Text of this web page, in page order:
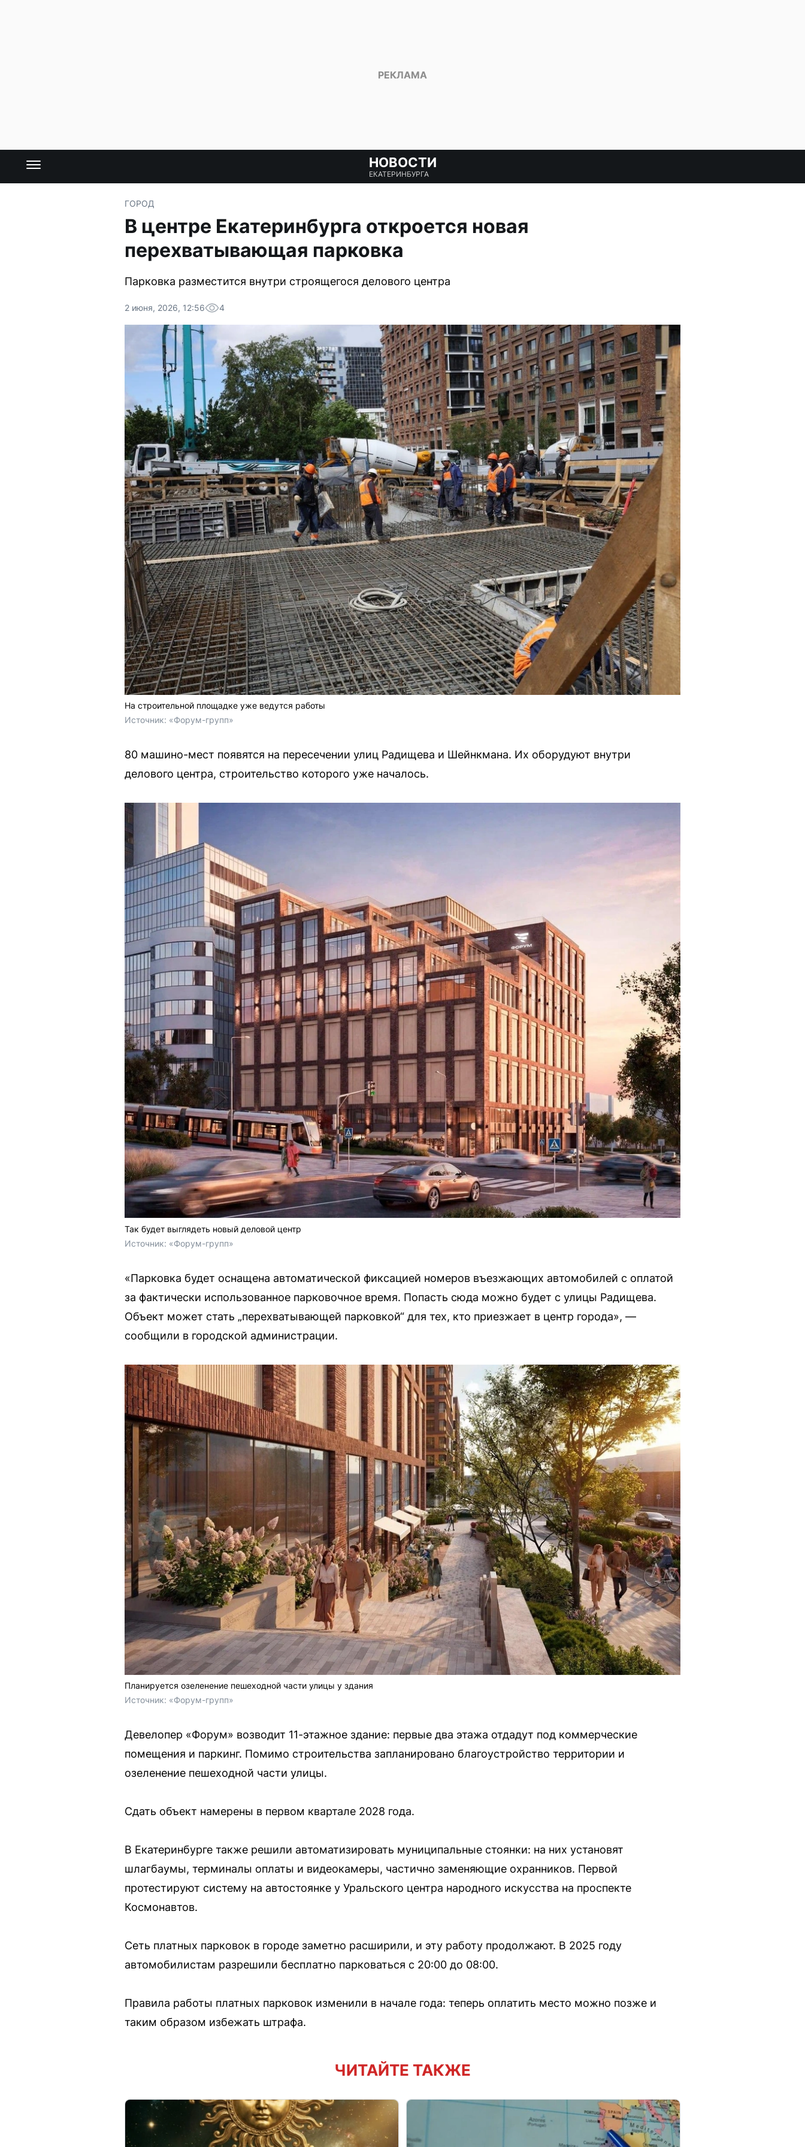
НОВОСТИ
ЕКАТЕРИНБУРГА
ГОРОД
В центре Екатеринбурга откроется новая
перехватывающая парковка
Парковка разместится внутри строящегося делового центра
2 июня, 2026, 12:56 4
На строительной площадке уже ведутся работы
Источник: «Форум-групп»
80 машино-мест появятся на пересечении улиц Радищева и Шейнкмана. Их оборудуют внутри
делового центра, строительство которого уже началось.
Так будет выглядеть новый деловой центр
Источник: «Форум-групп»
«Парковка будет оснащена автоматической фиксацией номеров въезжающих автомобилей с оплатой
за фактически использованное парковочное время. Попасть сюда можно будет с улицы Радищева.
Объект может стать „перехватывающей парковкой“ для тех, кто приезжает в центр города», —
сообщили в городской администрации.
Планируется озеленение пешеходной части улицы у здания
Источник: «Форум-групп»
Девелопер «Форум» возводит 11-этажное здание: первые два этажа отдадут под коммерческие
помещения и паркинг. Помимо строительства запланировано благоустройство территории и
озеленение пешеходной части улицы.
Сдать объект намерены в первом квартале 2028 года.
В Екатеринбурге также решили автоматизировать муниципальные стоянки: на них установят
шлагбаумы, терминалы оплаты и видеокамеры, частично заменяющие охранников. Первой
протестируют систему на автостоянке у Уральского центра народного искусства на проспекте
Космонавтов.
Сеть платных парковок в городе заметно расширили, и эту работу продолжают. В 2025 году
автомобилистам разрешили бесплатно парковаться с 20:00 до 08:00.
Правила работы платных парковок изменили в начале года: теперь оплатить место можно позже и
таким образом избежать штрафа.
ЧИТАЙТЕ ТАКЖЕ